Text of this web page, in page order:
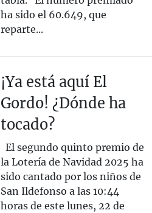
ha sido el 60.649, que
reparte...
¡Ya está aquí El
Gordo! ¿Dónde ha
tocado?
El segundo quinto premio de
la Lotería de Navidad 2025 ha
sido cantado por los niños de
San Ildefonso a las 10:44
horas de este lunes, 22 de